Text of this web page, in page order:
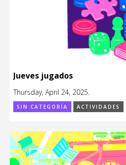
Jueves jugados
Thursday, April 24, 2025.
SIN CATEGORÍA ACTIVIDADES